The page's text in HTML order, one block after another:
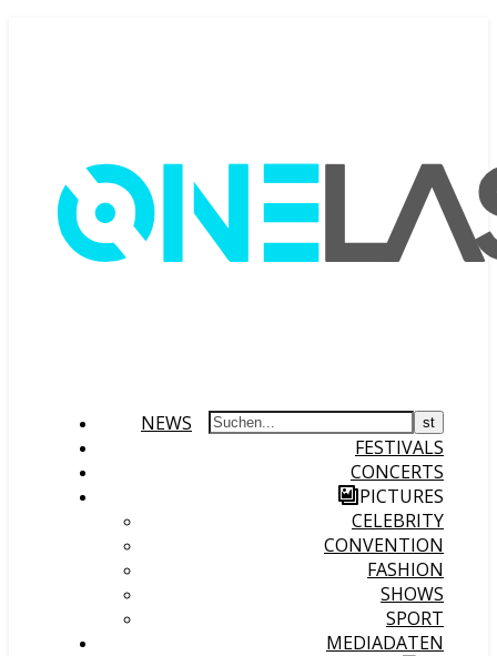
NEWS
FESTIVALS
CONCERTS
PICTURES
CELEBRITY
CONVENTION
FASHION
SHOWS
SPORT
MEDIADATEN